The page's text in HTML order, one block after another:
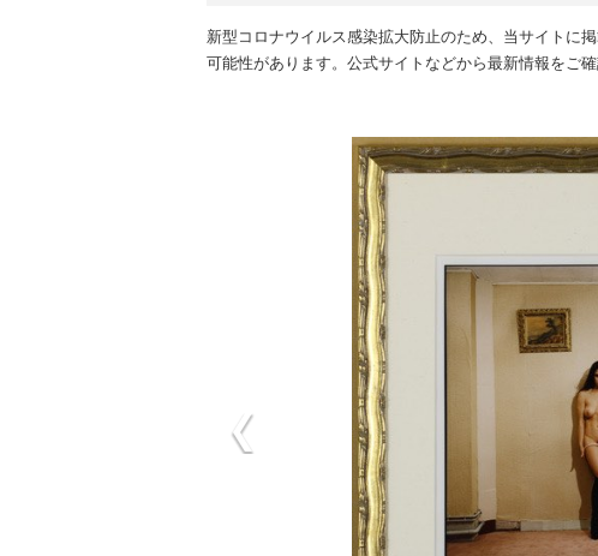
新型コロナウイルス感染拡大防止のため、当サイトに
可能性があります。公式サイトなどから最新情報をご確